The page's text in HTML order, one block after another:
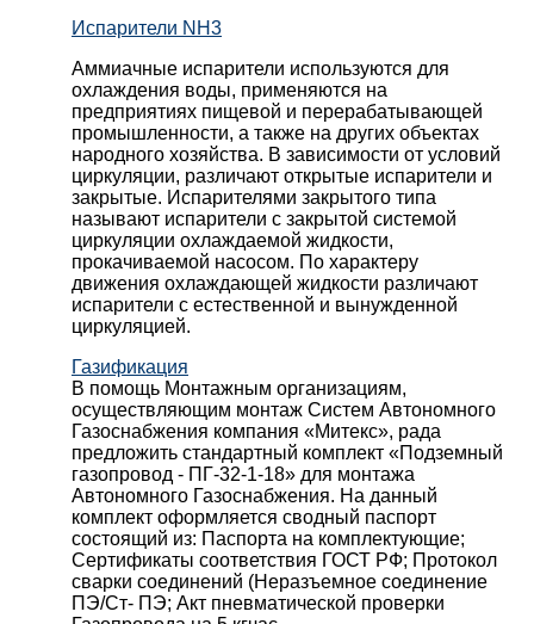
Испарители NH3
Аммиачные испарители используются для
охлаждения воды, применяются на
предприятиях пищевой и перерабатывающей
промышленности, а также на других объектах
народного хозяйства. В зависимости от условий
циркуляции, различают открытые испарители и
закрытые. Испарителями закрытого типа
называют испарители с закрытой системой
циркуляции охлаждаемой жидкости,
прокачиваемой насосом. По характеру
движения охлаждающей жидкости различают
испарители с естественной и вынужденной
циркуляцией.
Газификация
В помощь Монтажным организациям,
осуществляющим монтаж Систем Автономного
Газоснабжения компания «Митекс», рада
предложить стандартный комплект «Подземный
газопровод - ПГ-32-1-18» для монтажа
Автономного Газоснабжения. На данный
комплект оформляется сводный паспорт
состоящий из: Паспорта на комплектующие;
Сертификаты соответствия ГОСТ РФ; Протокол
сварки соединений (Неразъемное соединение
ПЭ/Ст- ПЭ; Акт пневматической проверки